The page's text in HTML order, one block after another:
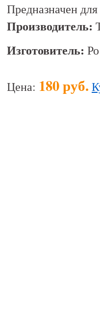
Предназначен
Производитель:
Изготовитель:
Цена: 180 руб.